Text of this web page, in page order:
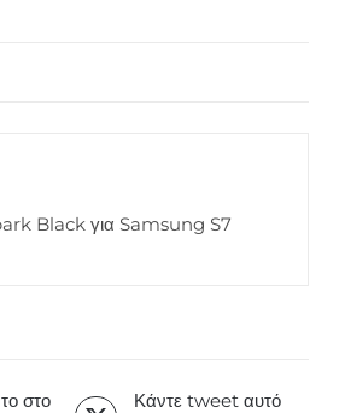
Black για Samsung S7
στο
Κάντε tweet αυτό